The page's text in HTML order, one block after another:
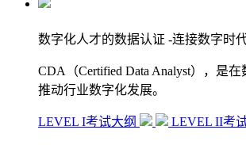
数字化人才的数据认证 -连接数字时
CDA（Certified Data Analyst），是
推动行业数字化发展。
LEVEL I考试大纲 LEVEL II考